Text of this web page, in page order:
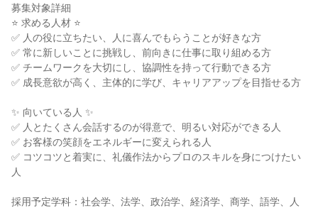
募集対象詳細
⭐ 求める人材 ⭐
✅ 人の役に立ちたい、人に喜んでもらうことが好きな方
✅ 常に新しいことに挑戦し、前向きに仕事に取り組める方
✅ チームワークを大切にし、協調性を持って行動できる方
✅ 成長意欲が高く、主体的に学び、キャリアアップを目指せる方
✨ 向いている人 ✨
✅ 人とたくさん会話するのが得意で、明るい対応ができる人
✅ お客様の笑顔をエネルギーに変えられる人
✅ コツコツと着実に、礼儀作法からプロのスキルを身につけたい
人
採用予定学科：社会学、法学、政治学、経済学、商学、語学、人